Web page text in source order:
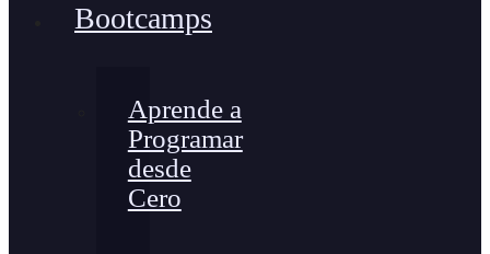
Bootcamps
Aprende a
Programar
desde
Cero